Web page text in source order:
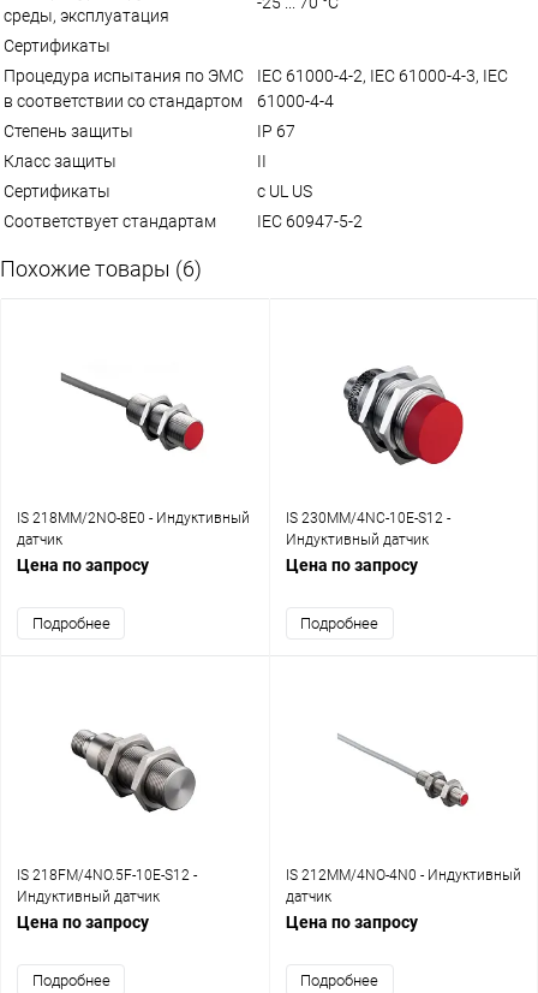
среды, эксплуатация
Сертификаты
Процедура испытания по ЭМС
в соответствии со стандартом
IEC 61000-4-2, IEC 61000-4-3, IEC
61000-4-4
Степень защиты
IP 67
Класс защиты
II
Сертификаты
c UL US
Соответствует стандартам
IEC 60947-5-2
Похожие товары (6)
IS 218MM/2NO-8E0 - Индуктивный
датчик
Цена по запросу
Подробнее
IS 230MM/4NC-10E-S12 -
Индуктивный датчик
Цена по запросу
Подробнее
IS 218FM/4NO.5F-10E-S12 -
Индуктивный датчик
Цена по запросу
Подробнее
IS 212MM/4NO-4N0 - Индуктивный
датчик
Цена по запросу
Подробнее